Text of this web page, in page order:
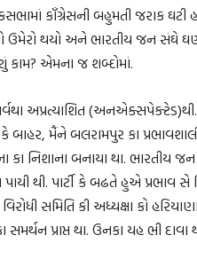
કૉંગ્રેસની બહુમતી જરાક
ઉમેરો થયો અને ભારતીય જન સંઘે
કામ? એમના જ શબ્દોમાં.
અપ્રત્યાશિત
મૈંને બલરામપુર કા પ્રભાવશાલી
નિશાના બનાયા થા. ભારતીય જન
થી. પાર્ટી કે બઢતે હુએ પ્રભાવ
વિરોધી સમિતિ કી અધ્યક્ષા કો
પ્રાપ્ત થા. ઉનકા યહ ભી દાવા